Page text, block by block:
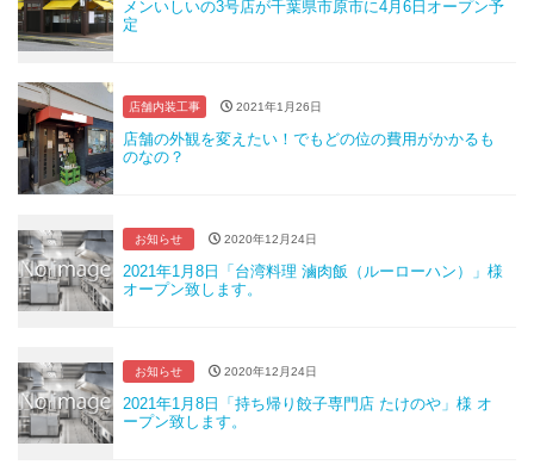
メンいしいの3号店が千葉県市原市に4月6日オープン予
定
店舗内装工事 2021年1月26日
店舗の外観を変えたい！でもどの位の費用がかかるも
のなの？
お知らせ 2020年12月24日
2021年1月8日「台湾料理 滷肉飯（ルーローハン）」様
オープン致します。
お知らせ 2020年12月24日
2021年1月8日「持ち帰り餃子専門店 たけのや」様 オ
ープン致します。